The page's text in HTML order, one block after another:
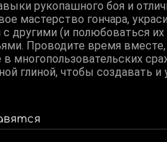
рукопашного боя и
мастерство гончара,
другими (и полюбоваться
Проводите время
многопользовательских
глиной, чтобы создавать и